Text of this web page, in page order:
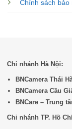
Chính sách bảo
Chi nhánh Hà Nội:
BNCamera Thái
BNCamera Cầu
BNCare – Trung
Chi nhánh TP. Hồ